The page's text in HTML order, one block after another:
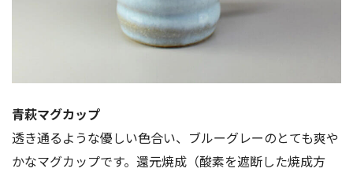
青萩マグカップ
透き通るような優しい色合い、ブルーグレーのとても爽や
かなマグカップです。還元焼成（酸素を遮断した焼成方